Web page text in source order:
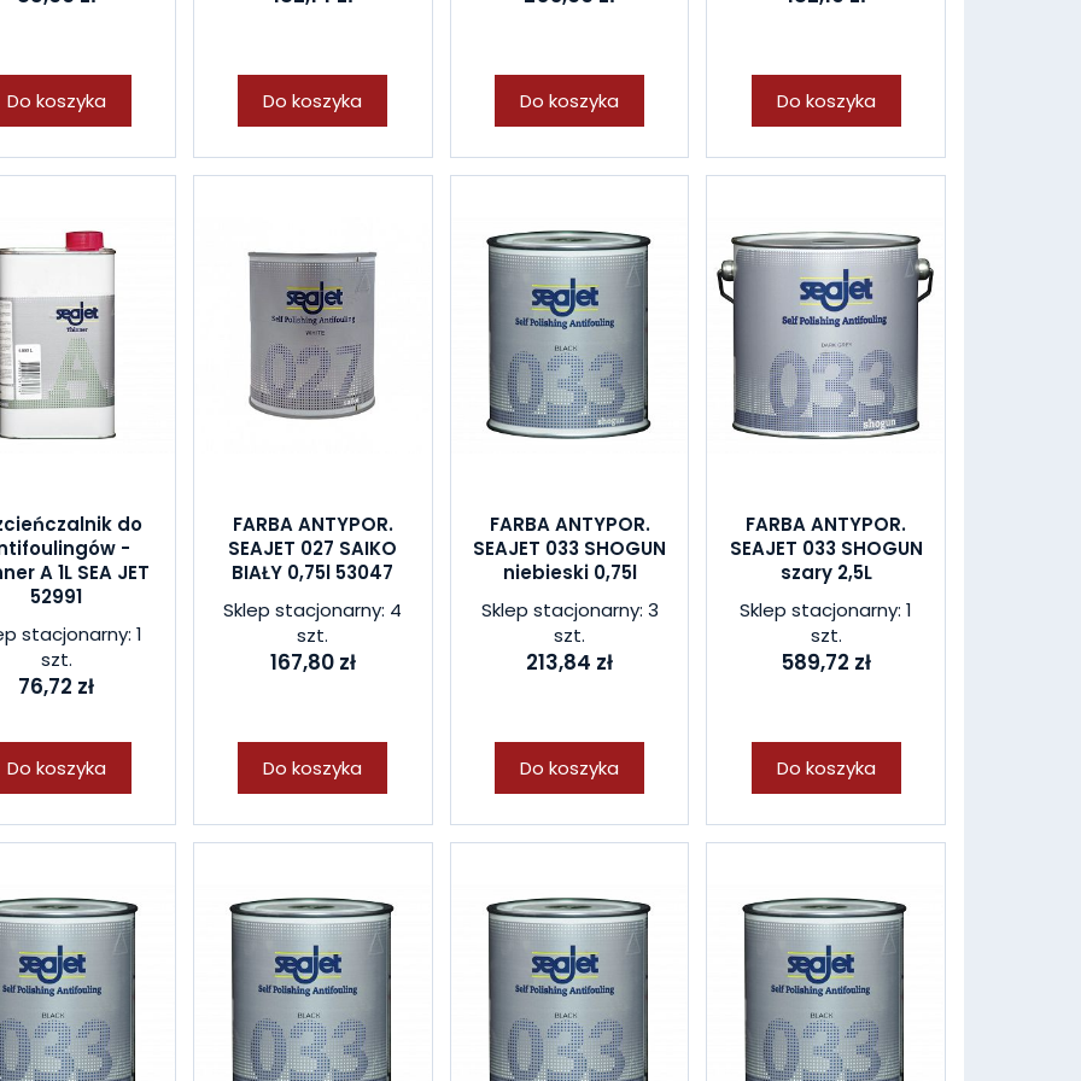
Do koszyka Do koszyka Do koszyka Do koszyka
do
-
A 1L SEA JET
52991
stacjonarny: 1
szt.
76,72 zł
Do koszyka
FARBA ANTYPOR.
SEAJET 027 SAIKO
BIAŁY 0,75l 53047
Sklep stacjonarny: 4
szt.
167,80 zł
Do koszyka
FARBA ANTYPOR.
SEAJET 033 SHOGUN
niebieski 0,75l
Sklep stacjonarny: 3
szt.
213,84 zł
Do koszyka
FARBA ANTYPOR.
SEAJET 033 SHOGUN
szary 2,5L
Sklep stacjonarny: 1
szt.
589,72 zł
Do koszyka